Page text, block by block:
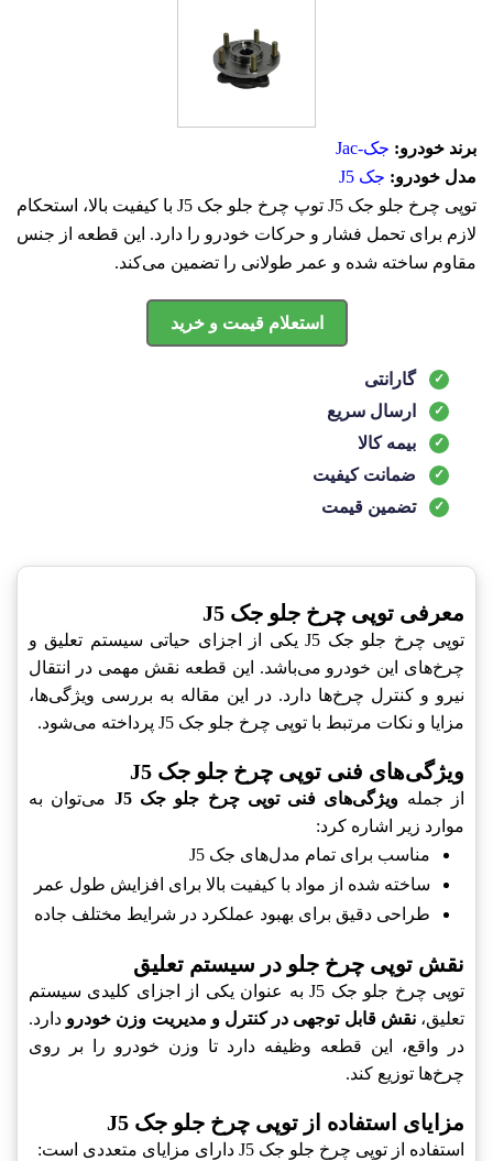
برند خودرو: جک-Jac
مدل خودرو: جک J5
توپی چرخ جلو جک J5 توپ چرخ جلو جک J5 با کیفیت بالا، استحکام
لازم برای تحمل فشار و حرکات خودرو را دارد. این قطعه از جنس
مقاوم ساخته شده و عمر طولانی را تضمین می‌کند.
استعلام قیمت و خرید
گارانتی
ارسال سریع
بیمه کالا
ضمانت کیفیت
تضمین قیمت
معرفی توپی چرخ جلو جک J5
توپی چرخ جلو جک J5 یکی از اجزای حیاتی سیستم تعلیق و
چرخ‌های این خودرو می‌باشد. این قطعه نقش مهمی در انتقال
نیرو و کنترل چرخ‌ها دارد. در این مقاله به بررسی ویژگی‌ها،
مزایا و نکات مرتبط با توپی چرخ جلو جک J5 پرداخته می‌شود.
ویژگی‌های فنی توپی چرخ جلو جک J5
از جمله ویژگی‌های فنی توپی چرخ جلو جک J5
می‌توان به
موارد زیر اشاره کرد:
مناسب برای تمام مدل‌های جک J5
ساخته شده از مواد با کیفیت بالا برای افزایش طول عمر
طراحی دقیق برای بهبود عملکرد در شرایط مختلف جاده
نقش توپی چرخ جلو در سیستم تعلیق
توپی چرخ جلو جک J5 به عنوان یکی از اجزای کلیدی سیستم
تعلیق،نقش قابل توجهی در کنترل و مدیریت وزن خودرو دارد.
در واقع، این قطعه وظیفه دارد تا وزن خودرو را بر روی
چرخ‌ها توزیع کند.
مزایای استفاده از توپی چرخ جلو جک J5
استفاده از توپی چرخ جلو جک J5 دارای مزایای متعددی است: